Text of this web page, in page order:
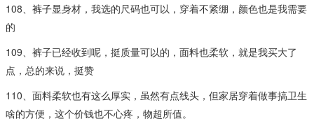
108、裤子显身材，我选的尺码也可以，穿着不紧绷，颜色也是我需要
的
109、裤子已经收到呢，挺质量可以的，面料也柔软，就是我买大了
点，总的来说，挺赞
110、面料柔软也有这么厚实，虽然有点线头，但家居穿着做事搞卫生
啥的方便，这个价钱也不心疼，物超所值。